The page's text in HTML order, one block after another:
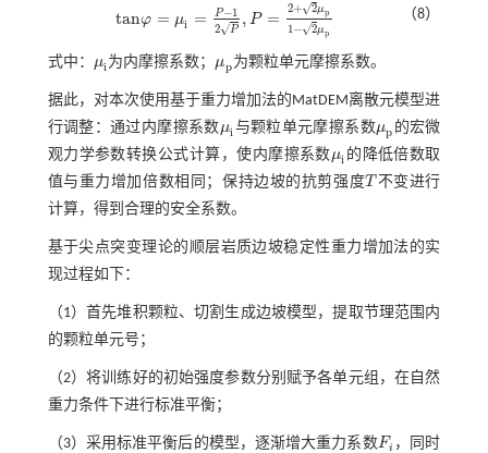
tanφ = μi = P−1
2
P
√
, P =
2+ 2
√ μp
1− 2
√ μp
tanφ= μi= P-1 2P P=2+ 2 μp 1-2 μp （8）
式中： μi
μi 为内摩擦系数；μp
μp为颗粒单元摩擦系数。
据此，对本次使用基于重力增加法的MatDEM离散元模型进
行调整：通过内摩擦系数μi
μi 与颗粒单元摩擦系数μp
μp 的宏微
观力学参数转换公式计算，使内摩擦系数μi
μi 的降低倍数取
值与重力增加倍数相同；保持边坡的抗剪强度T
T 不变进行
计算，得到合理的安全系数。
基于尖点突变理论的顺层岩质边坡稳定性重力增加法的实
现过程如下：
（1）首先堆积颗粒、切割生成边坡模型，提取节理范围内
的颗粒单元号；
（2）将训练好的初始强度参数分别赋予各单元组，在自然
重力条件下进行标准平衡；
（3）采用标准平衡后的模型，逐渐增大重力系数Fi
Fi ，同时